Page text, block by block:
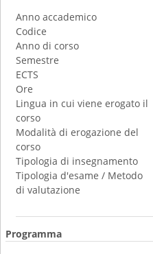
Anno accademico
Codice
Anno di corso
Semestre
ECTS
Ore
Lingua in cui viene erogato il
corso
Modalità di erogazione del
corso
Tipologia di insegnamento
Tipologia d'esame / Metodo
di valutazione
Programma